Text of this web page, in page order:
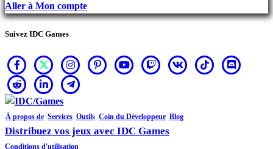
Aller à Mon compte
Suivez IDC Games
À propos de Services Outils Coin du Développeur Blog
Distribuez vos jeux avec IDC Games
Conditions d'utilisation